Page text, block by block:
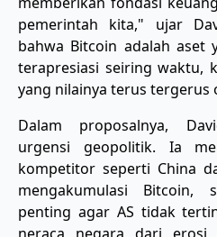
pemerintah kita," ujar
bahwa Bitcoin adalah aset
terapresiasi seiring waktu,
yang nilainya terus tergerus
Dalam proposalnya,
urgensi geopolitik. Ia
kompetitor seperti China
mengakumulasi Bitcoin,
penting agar AS tidak